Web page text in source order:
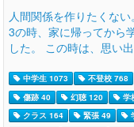
人間関係を作りたくな
3の時、家に帰ってから
した。 この時は、思い
中学生 1073 不登校 768
傷跡 40
幻聴 120 学
クラス 164
緊張 49